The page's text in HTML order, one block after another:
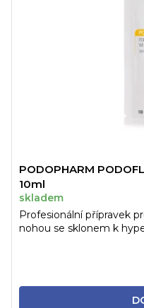
PODOPHARM
10ml
skladem
Profesionální přípravek
nohou se sklonem k